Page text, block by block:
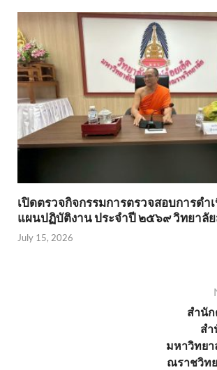
เปิดตรวจกิจกรรมการตรวจสอบการดำ
แผนปฏิบัติงาน ประจำปี ๒๕๖๙ วิทยาลัย
July 15, 2026
สำนั
สำ
มหาวิทย
ณราชวิท